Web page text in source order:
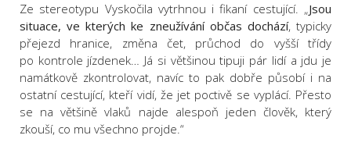
Ze stereotypu Vyskočila vytrhnou i fikaní cestující. „Jsou
situace, ve kterých ke zneužívání občas dochází, typicky
přejezd hranice, změna čet, průchod do vyšší třídy
po kontrole jízdenek… Já si většinou tipuji pár lidí a jdu je
namátkově zkontrolovat, navíc to pak dobře působí i na
ostatní cestující, kteří vidí, že jet poctivě se vyplácí. Přesto
se na většině vlaků najde alespoň jeden člověk, který
zkouší, co mu všechno projde.“